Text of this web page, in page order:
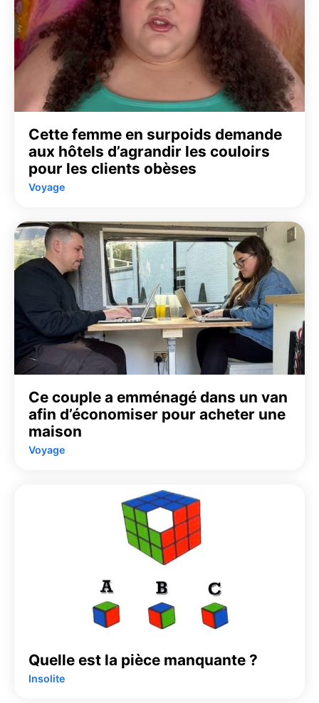
Cette femme en surpoids demande
aux hôtels d’agrandir les couloirs
pour les clients obèses
Voyage
Ce couple a emménagé dans un van
afin d’économiser pour acheter une
maison
Voyage
Quelle est la pièce manquante ?
Insolite